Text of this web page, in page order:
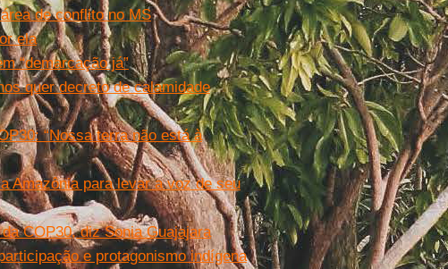
de conflito no MS
ela
“demarcação já”
quer decreto de calamidade
“Nossa terra não está à
Amazônia para levar a voz de seu
COP30, diz Sonia Guajajara
e protagonismo indígena